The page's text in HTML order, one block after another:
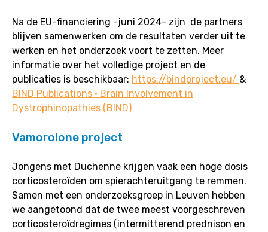
Na de EU-financiering -juni 2024- zijn de partners
blijven samenwerken om de resultaten verder uit te
werken en het onderzoek voort te zetten. Meer
informatie over het volledige project en de
publicaties is beschikbaar: https://bindproject.eu/ &
BIND Publications • Brain Involvement in
Dystrophinopathies (BIND)
Vamorolone project
Jongens met Duchenne krijgen vaak een hoge dosis
corticosteroïden om spierachteruitgang te remmen.
Samen met een onderzoeksgroep in Leuven hebben
we aangetoond dat de twee meest voorgeschreven
corticosteroïdregimes (intermitterend prednison en